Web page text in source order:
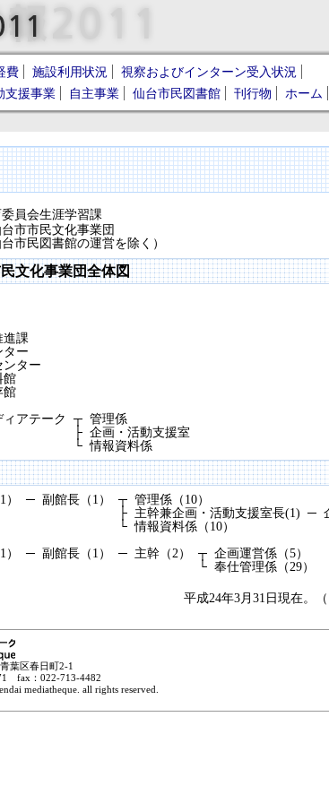
費 施設利用状況
視察およびインターン受入状況
支援事業 自主事業 仙台市民図書館 刊行物 ホーム
員会生涯学習課
市市民文化事業団
台市民図書館の運営を除く）
文化事業団全体図
進課
ター
ンター
館
館
アテーク ┬ 管理係
├ 企画・活動支援室
└ 情報資料係
─ 副館長（1） ┬ 管理係（10）
├ 主幹兼企画・活動支援室長(1) ─
└ 情報資料係（10）
─ 副館長（1） ─ 主幹（2） ┬ 企画運営係（5）
└ 奉仕管理係（29）
平成24年3月31日現在。
葉区春日町2-1
fax：022-713-4482
mediatheque. all rights reserved.